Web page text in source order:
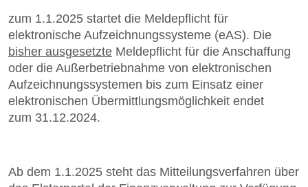
zum 1.1.2025 startet die Meldepflicht für
elektronische Aufzeichnungssysteme (eAS). Die
bisher ausgesetzte Meldepflicht für die Anschaffung
oder die Außerbetriebnahme von elektronischen
Aufzeichnungssystemen bis zum Einsatz einer
elektronischen Übermittlungsmöglichkeit endet
zum 31.12.2024.
Ab dem 1.1.2025 steht das Mitteilungsverfahren über